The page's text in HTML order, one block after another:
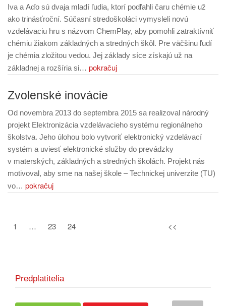
Iva a Aďo sú dvaja mladí ľudia, ktorí podľahli čaru chémie už
ako trinásťroční. Súčasní stredoškoláci vymysleli novú
vzdelávaciu hru s názvom ChemPlay, aby pomohli zatraktívniť
chémiu žiakom základných a stredných škôl. Pre väčšinu ľudí
je chémia zložitou vedou. Jej základy síce získajú už na
základnej a rozšíria si… pokračuj
Zvolenské inovácie
Od novembra 2013 do septembra 2015 sa realizoval národný
projekt Elektronizácia vzdelávacieho systému regionálneho
školstva. Jeho úlohou bolo vytvoriť elektronický vzdelávací
systém a uviesť elektronické služby do prevádzky
v materských, základných a stredných školách. Projekt nás
motivoval, aby sme na našej škole – Technickej univerzite (TU)
vo… pokračuj
<<
1 … 23 24
Predplatitelia